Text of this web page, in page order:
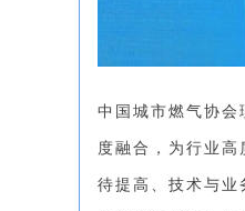
中国城市燃气协
度融合，为行业
待提高、技术与